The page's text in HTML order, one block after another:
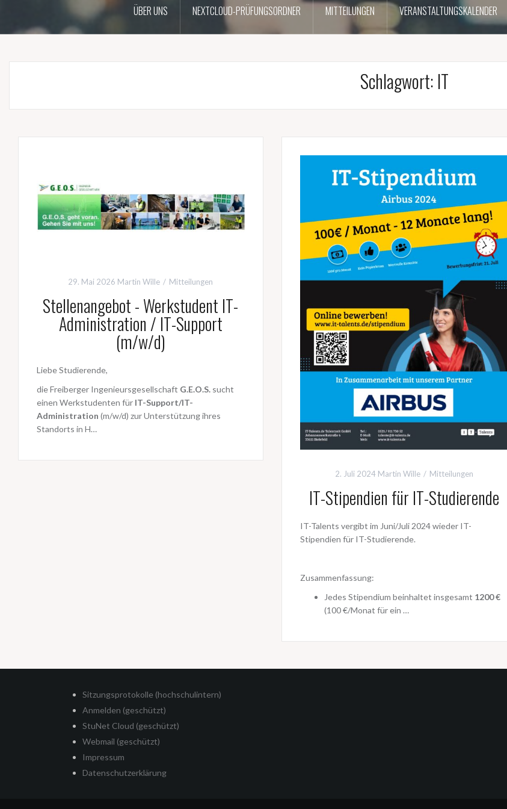
ÜBER UNS NEXTCLOUD-PRÜFUNGSORDNER MITTEILUNGEN VERANSTALTUNGSKALENDER
Schlagwort: IT
29. Mai 2026 Martin Wille Mitteilungen
Stellenangebot - Werkstudent IT-
Administration / IT-Support
(m/w/d)
Liebe Studierende,
die Freiberger Ingenieursgesellschaft G.E.O.S. sucht
einen Werkstudenten für IT-Support/IT-
Administration (m/w/d) zur Unterstützung ihres
Standorts in H…
2. Juli 2024 Martin Wille Mitteilungen
IT-Stipendien für IT-Studierende
IT-Talents vergibt im Juni/Juli 2024 wieder IT-
Stipendien für IT-Studierende.
Zusammenfassung:
Jedes Stipendium beinhaltet insgesamt 1200 €
(100 €/Monat für ein …
Sitzungsprotokolle (hochschulintern)
Anmelden (geschützt)
StuNet Cloud (geschützt)
Webmail (geschützt)
Impressum
Datenschutzerklärung